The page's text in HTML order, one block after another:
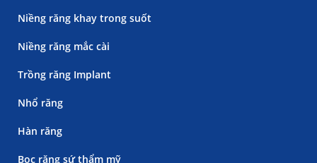
Niềng răng khay trong suốt
Niềng răng mắc cài
Trồng răng Implant
Nhổ răng
Hàn răng
Bọc răng sứ thẩm mỹ